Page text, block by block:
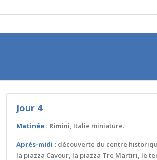
Jour 4
Matinée : Rimini, Italie miniature.
Après-midi : découverte du centre
la piazza Cavour, la piazza Tre Martiri, le